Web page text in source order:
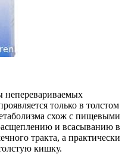
неперевариваемых
только в толстом
схож с пищевыми
и всасыванию в
тракта, а практически
кишку.